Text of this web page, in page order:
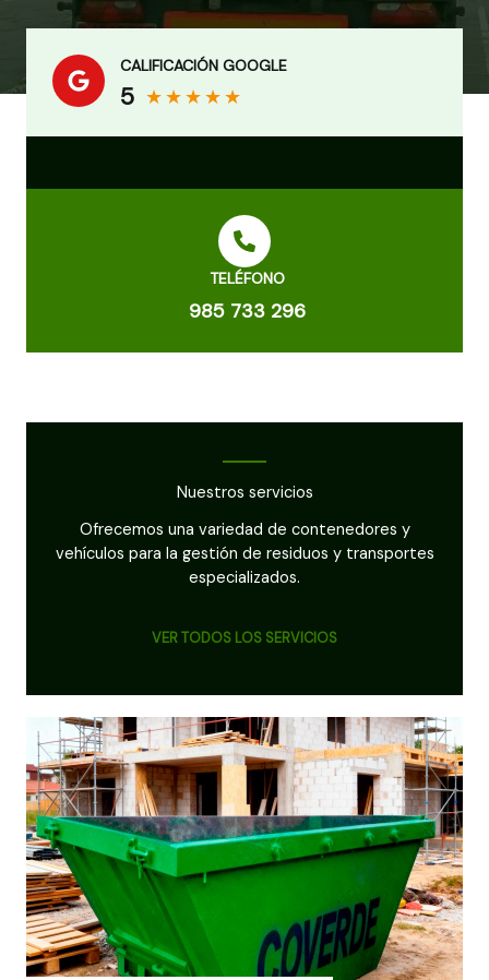
CALIFICACIÓN GOOGLE
5 ★★★★★
TELÉFONO
985 733 296
Nuestros servicios
Ofrecemos una variedad de contenedores y
vehículos para la gestión de residuos y transportes
especializados.
VER TODOS LOS SERVICIOS